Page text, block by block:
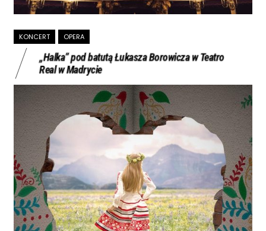
KONCERT OPERA
„Halka” pod batutą Łukasza Borowicza w Teatro
Real w Madrycie